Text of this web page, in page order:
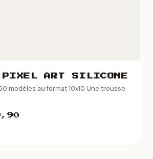
ART SILICONE
modèles au format 10x10 Une trousse